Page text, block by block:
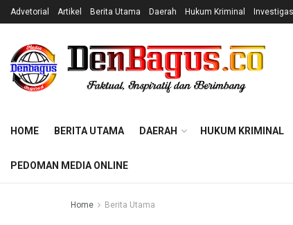
Advetorial Artikel Berita Utama Daerah Hukum Kriminal
HOME BERITA UTAMA DAERAH HUKUM KRIMINAL
PEDOMAN MEDIA ONLINE
Home Berita Utama